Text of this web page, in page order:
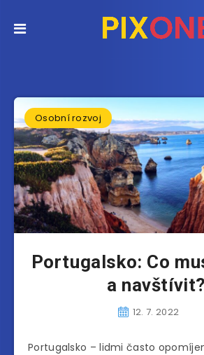
Osobní rozvoj
Portugalsko: Co
a navštívit?
12. 7. 2022
Portugalsko – lidmi často